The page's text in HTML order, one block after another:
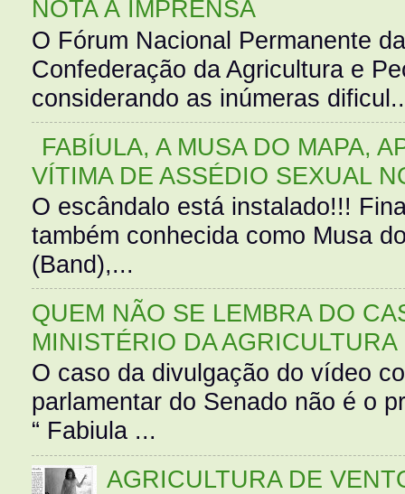
NOTA À IMPRENSA
O Fórum Nacional Permanente
Confederação da Agricultura e
considerando as inúmeras
FABÍULA, A MUSA DO MAPA,
VÍTIMA DE ASSÉDIO SEXUAL
O escândalo está instalado!!!
também conhecida como Musa
(Band),...
QUEM NÃO SE LEMBRA DO
MINISTÉRIO DA AGRICULTURA
O caso da divulgação do vídeo
parlamentar do Senado não é o
“ Fabiula ...
AGRICULTURA DE